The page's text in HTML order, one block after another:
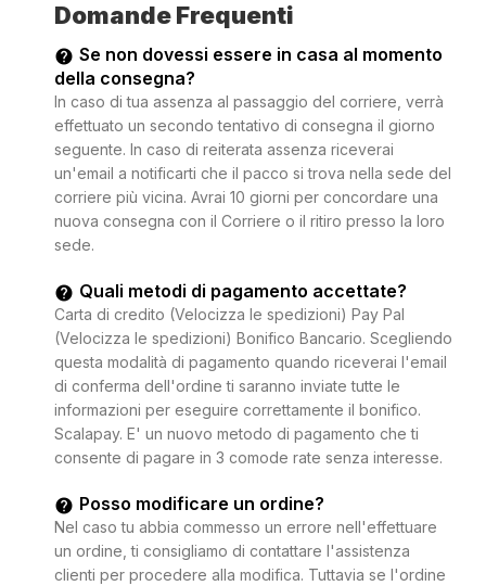
Domande Frequenti
Se non dovessi essere in casa al momento
della consegna?
In caso di tua assenza al passaggio del corriere, verrà
effettuato un secondo tentativo di consegna il giorno
seguente. In caso di reiterata assenza riceverai
un'email a notificarti che il pacco si trova nella sede del
corriere più vicina. Avrai 10 giorni per concordare una
nuova consegna con il Corriere o il ritiro presso la loro
sede.
Quali metodi di pagamento accettate?
Carta di credito (Velocizza le spedizioni) Pay Pal
(Velocizza le spedizioni) Bonifico Bancario. Scegliendo
questa modalità di pagamento quando riceverai l'email
di conferma dell'ordine ti saranno inviate tutte le
informazioni per eseguire correttamente il bonifico.
Scalapay. E' un nuovo metodo di pagamento che ti
consente di pagare in 3 comode rate senza interesse.
Posso modificare un ordine?
Nel caso tu abbia commesso un errore nell'effettuare
un ordine, ti consigliamo di contattare l'assistenza
clienti per procedere alla modifica. Tuttavia se l'ordine